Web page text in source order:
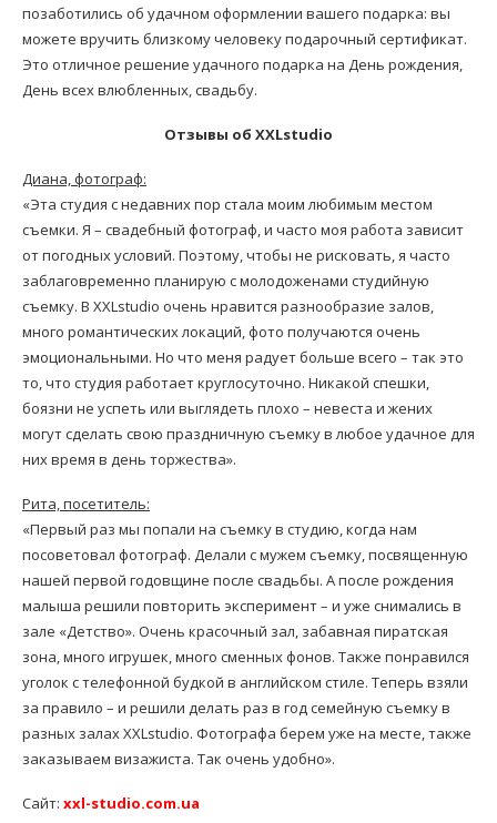
позаботились об удачном оформлении вашего подарка: вы
можете вручить близкому человеку подарочный сертификат.
Это отличное решение удачного подарка на День рождения,
День всех влюбленных, свадьбу.
Отзывы об XXLstudio
Диана, фотограф:
«Эта студия с недавних пор стала моим любимым местом
съемки. Я – свадебный фотограф, и часто моя работа зависит
от погодных условий. Поэтому, чтобы не рисковать, я часто
заблаговременно планирую с молодоженами студийную
съемку. В XXLstudio очень нравится разнообразие залов,
много романтических локаций, фото получаются очень
эмоциональными. Но что меня радует больше всего – так это
то, что студия работает круглосуточно. Никакой спешки,
боязни не успеть или выглядеть плохо – невеста и жених
могут сделать свою праздничную съемку в любое удачное для
них время в день торжества».
Рита, посетитель:
«Первый раз мы попали на съемку в студию, когда нам
посоветовал фотограф. Делали с мужем съемку, посвященную
нашей первой годовщине после свадьбы. А после рождения
малыша решили повторить эксперимент – и уже снимались в
зале «Детство». Очень красочный зал, забавная пиратская
зона, много игрушек, много сменных фонов. Также понравился
уголок с телефонной будкой в английском стиле. Теперь взяли
за правило – и решили делать раз в год семейную съемку в
разных залах XXLstudio. Фотографа берем уже на месте, также
заказываем визажиста. Так очень удобно».
Сайт: xxl-studio.com.ua